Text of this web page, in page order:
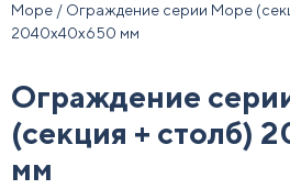
Море / Ограждение серии Море
2040х40х650 мм
Ограждение
(секция + столб)
мм